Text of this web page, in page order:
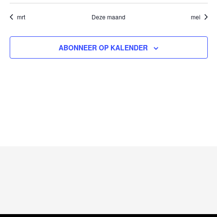
mrt Deze maand mei
ABONNEER OP KALENDER